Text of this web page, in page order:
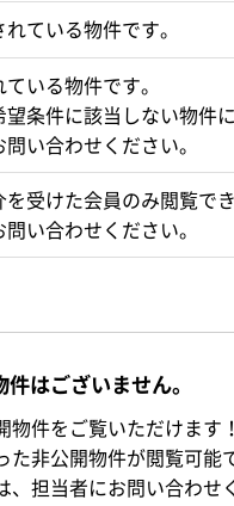
ている物件です。
いる物件です。
条件に該当しない物件
い合わせください。
受けた会員のみ閲覧で
い合わせください。
はございません。
物件をご覧いただけます！
非公開物件が閲覧可能
担当者にお問い合わせ